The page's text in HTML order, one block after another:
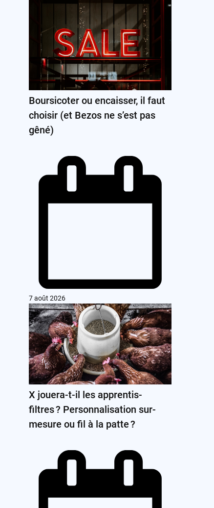
Boursicoter ou encaisser, il faut
choisir (et Bezos ne s’est pas
gêné)
7 août 2026
X jouera-t-il les apprentis-
filtres ? Personnalisation sur-
mesure ou fil à la patte ?